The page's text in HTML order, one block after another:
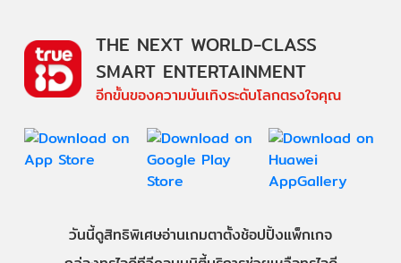
THE NEXT WORLD-CLASS
SMART ENTERTAINMENT
อีกขั้นของความบันเทิงระดับโลกตรงใจคุณ
วันนี้ดูสิทธิพิเศษอ่านเกมตาตั้งช้อปปิ้งแพ็กเกจ